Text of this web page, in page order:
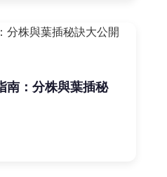
南：分株與葉插秘